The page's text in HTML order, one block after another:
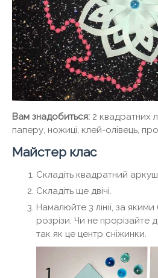
Вам знадобиться: 2 квадратних
паперу, ножиці, клей-олівець,
Майстер клас
Складіть квадратний аркуш
Складіть ще двічі.
Намалюйте 3 лінії, за
розрізи. Чи не прорізайте
так як це центр сніжинки.